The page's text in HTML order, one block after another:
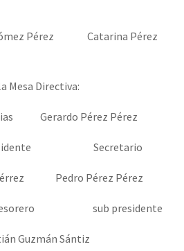
Pérez Catarina Pérez
Mesa Directiva:
Gerardo Pérez Pérez
Secretario
Pedro Pérez Pérez
presidente
Guzmán Sántiz